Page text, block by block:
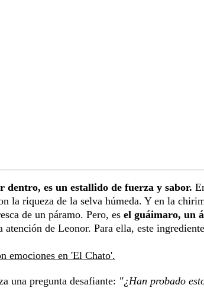
es un estallido de fuerza y sabor.
la riqueza de la selva húmeda. Y en la
de un páramo. Pero, es el guáimaro, un
atención de Leonor. Para ella, este ingrediente
emociones en 'El Chato'.
una pregunta desafiante: "¿Han probado